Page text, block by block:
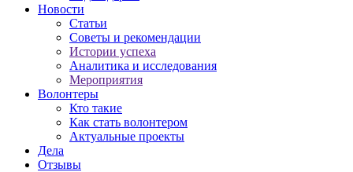
Новости
Статьи
Советы и рекомендации
Истории успеха
Аналитика и исследования
Мероприятия
Волонтеры
Кто такие
Как стать волонтером
Актуальные проекты
Дела
Отзывы